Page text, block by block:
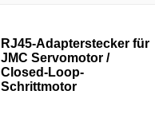
RJ45-Adapterstecker für
JMC Servomotor /
Closed-Loop-
Schrittmotor